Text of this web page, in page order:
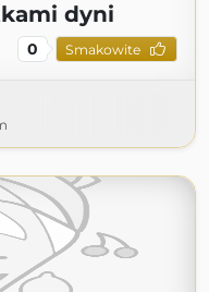
dyni
0 Smakowite